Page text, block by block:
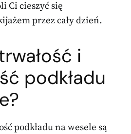
Ci cieszyć się
przez cały dzień.
i
podkładu
podkładu na wesele są